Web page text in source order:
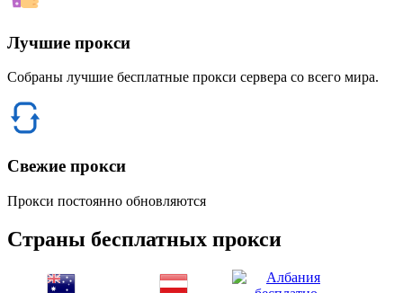
Лучшие прокси
Собраны лучшие бесплатные прокси сервера со всего мира.
Свежие прокси
Прокси постоянно обновляются
Страны бесплатных прокси